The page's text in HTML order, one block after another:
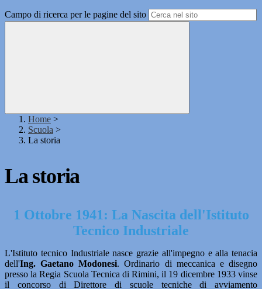
Campo di ricerca per le pagine del sito
Home >
Scuola >
La storia
La storia
1 Ottobre 1941: La Nascita dell'Istituto
Tecnico Industriale
L'Istituto tecnico Industriale nasce grazie all'impegno e alla tenacia
dell'Ing. Gaetano Modonesi. Ordinario di meccanica e disegno
presso la Regia Scuola Tecnica di Rimini, il 19 dicembre 1933 vinse
il concorso di Direttore di scuole tecniche di avviamento